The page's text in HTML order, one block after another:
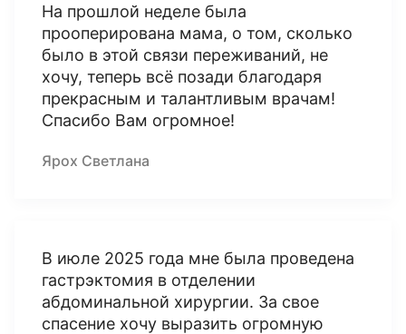
На прошлой неделе была
прооперирована мама, о том, сколько
было в этой связи переживаний, не
хочу, теперь всё позади благодаря
прекрасным и талантливым врачам!
Спасибо Вам огромное!
Ярох Светлана
В июле 2025 года мне была проведена
гастрэктомия в отделении
абдоминальной хирургии. За свое
спасение хочу выразить огромную